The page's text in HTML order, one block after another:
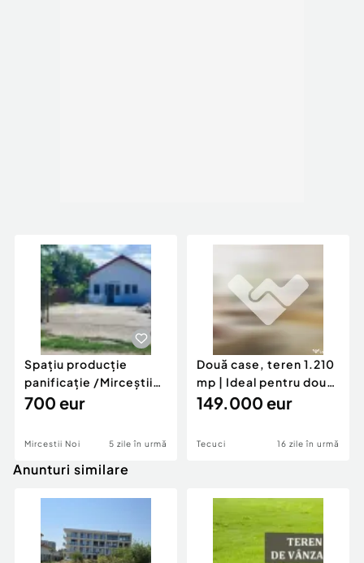
Spațiu producție
panificație /Mirceștii
Noi/Vanatori/...
700 eur
Mircestii Noi 5 zile în urmă
Două case, teren 1.210
mp | Ideal pentru două
familii/ ...
149.000 eur
Tecuci 16 zile în urmă
Anunturi similare